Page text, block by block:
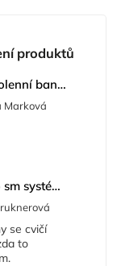
produktů
Genumedi plus, kolenní bandáž se zvýšenou fixací
Marková
Elastické lano pro sm systém
se cvičí
to